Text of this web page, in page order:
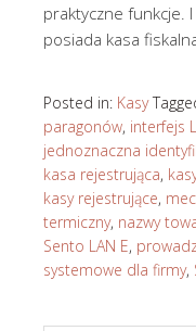
praktyczne funkcje.
posiada kasa
Posted in: Kasy
paragonów, interfejs
jednoznaczna
kasa rejestrująca,
kasy rejestrujące,
termiczny, nazwy
Sento LAN E,
systemowe dla firmy,